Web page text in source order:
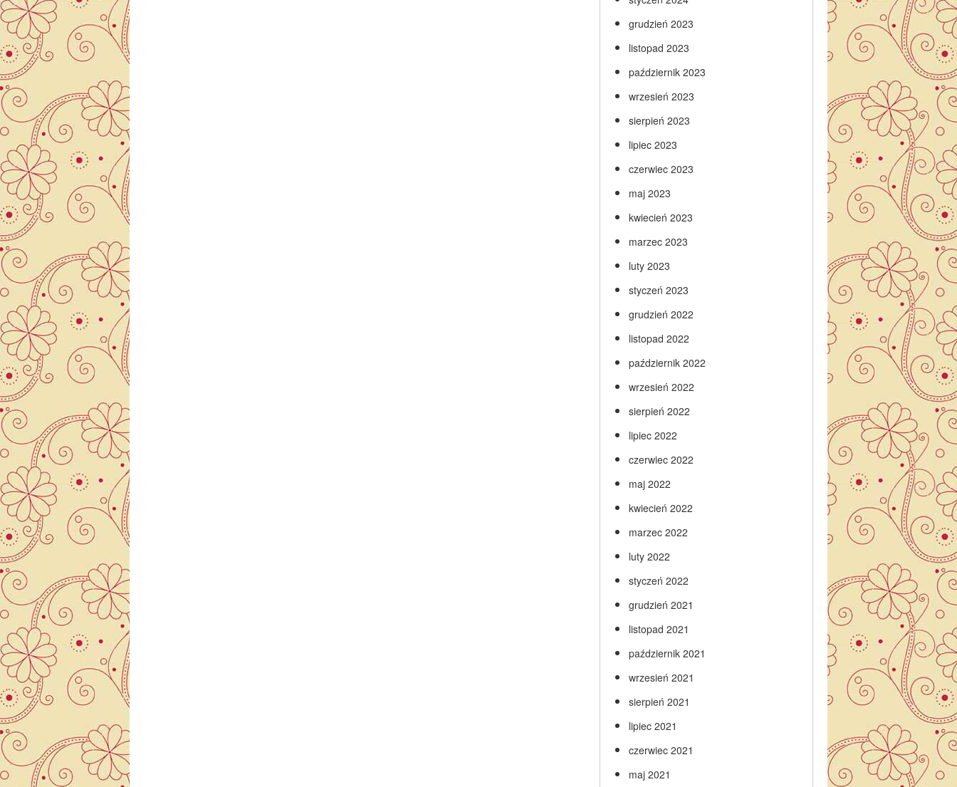
grudzień 2023
listopad 2023
październik 2023
wrzesień 2023
sierpień 2023
lipiec 2023
czerwiec 2023
maj 2023
kwiecień 2023
marzec 2023
luty 2023
styczeń 2023
grudzień 2022
listopad 2022
październik 2022
wrzesień 2022
sierpień 2022
lipiec 2022
czerwiec 2022
maj 2022
kwiecień 2022
marzec 2022
luty 2022
styczeń 2022
grudzień 2021
listopad 2021
październik 2021
wrzesień 2021
sierpień 2021
lipiec 2021
czerwiec 2021
maj 2021